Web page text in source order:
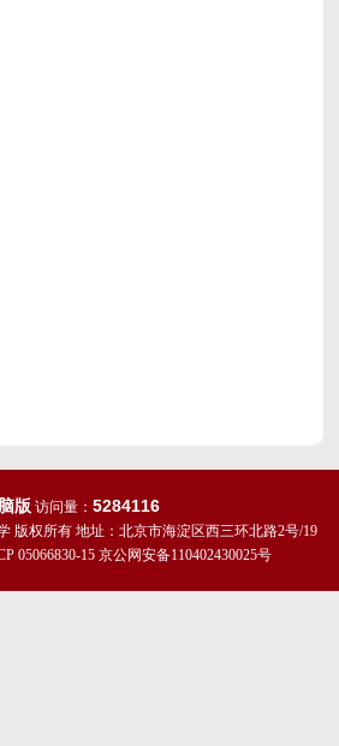
版访问量： 5284116
版权所有 地址：北京市海淀区西三环北路2号/19
05066830-15 京公网安备110402430025号